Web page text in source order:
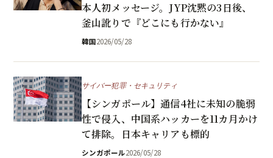
本人初メッセージ。JYP沈黙の3日後、
釜山訛りで『どこにも行かない』
韓国2026/05/28
サイバー犯罪・セキュリティ
【シンガポール】通信4社に未知の脆弱
性で侵入、中国系ハッカーを11カ月かけ
て排除。日本キャリアも標的
シンガポール2026/05/28